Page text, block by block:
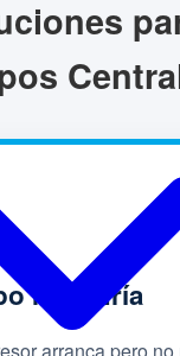
no enfría